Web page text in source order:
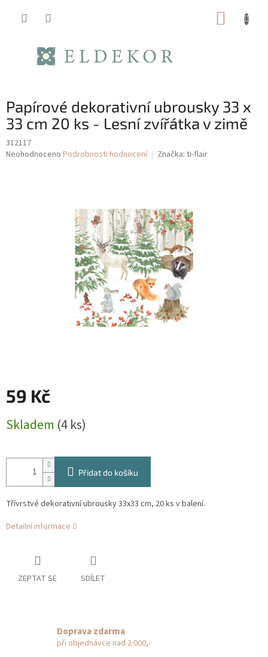
Papírové dekorativní ubrousky 33 x
33 cm 20 ks - Lesní zvířátka v zimě
312117
Průměrné
Neohodnoceno Podrobnosti hodnocení Značka: ti-flair
59 Kč
cena:
Skladem (4 ks)
Přidat do košíku
Třívrstvé dekorativní ubrousky 33x33 cm, 20 ks v balení.
Detailní informace
ZEPTAT SE SDÍLET
Doprava zdarma
při objednávce nad 2 000,-